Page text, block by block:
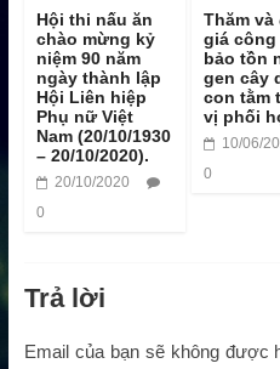
Hội thi nấu ăn
chào mừng kỷ
niệm 90 năm
ngày thành lập
Hội Liên hiệp
Phụ nữ Việt
Nam (20/10/1930
– 20/10/2020).
20/10/2020
0
Thăm và
giá công
bảo tồn
gen cây
con tằm
vị phối
10/06/
0
Trả lời
Email của bạn sẽ không được